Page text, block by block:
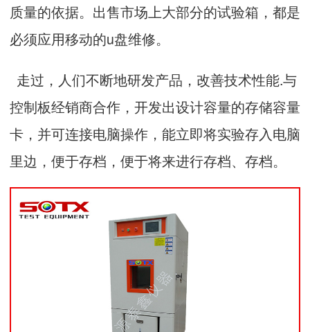
质量的依据。出售市场上大部分的试验箱，都是
必须应用移动的u盘维修。
走过，人们不断地研发产品，改善技术性能.与
控制板经销商合作，开发出设计容量的存储容量
卡，并可连接电脑操作，能立即将实验存入电脑
里边，便于存档，便于将来进行存档、存档。